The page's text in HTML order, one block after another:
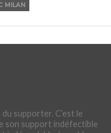
MILAN
supporter. C’est le
son support indéfectible